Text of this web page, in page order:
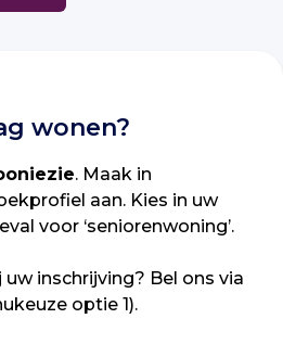
wonen?
. Maak in
aan. Kies in uw
voor ‘seniorenwoning’.
inschrijving? Bel ons via
optie 1).